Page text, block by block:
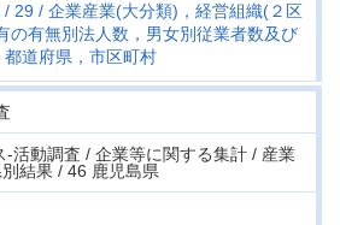
29
企業産業(大分類)，経営組織(２区
の有無別法人数，男女別従業者数及び
道府県，市区町村
活動調査 / 企業等に関する集計 / 産業
結果 / 46 鹿児島県